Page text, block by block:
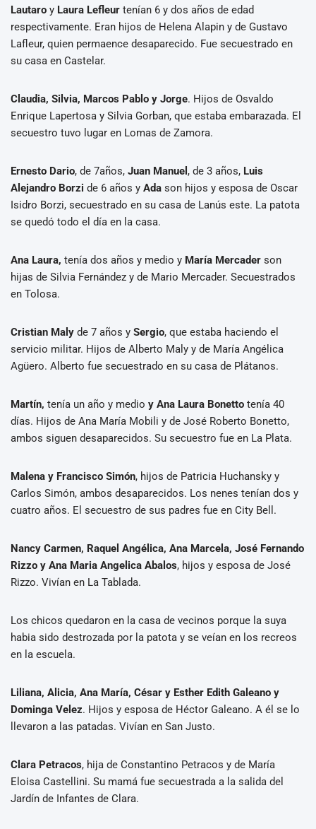
Lautaro y Laura Lefleur tenían 6 y dos años de edad
respectivamente. Eran hijos de Helena Alapin y de Gustavo
Lafleur, quien permaence desaparecido. Fue secuestrado en
su casa en Castelar.
Claudia, Silvia, Marcos Pablo y Jorge. Hijos de Osvaldo
Enrique Lapertosa y Silvia Gorban, que estaba embarazada. El
secuestro tuvo lugar en Lomas de Zamora.
Ernesto Dario, de 7años, Juan Manuel , de 3 años, Luis
Alejandro Borzi de 6 años y Ada son hijos y esposa de Oscar
Isidro Borzi, secuestrado en su casa de Lanús este. La patota
se quedó todo el día en la casa.
Ana Laura, tenía dos años y medio y María Mercader son
hijas de Silvia Fernández y de Mario Mercader. Secuestrados
en Tolosa.
Cristian Maly de 7 años y Sergio, que estaba haciendo el
servicio militar. Hijos de Alberto Maly y de María Angélica
Agüero. Alberto fue secuestrado en su casa de Plátanos.
Martín, tenía un año y medio y Ana Laura Bonetto tenía 40
días. Hijos de Ana María Mobili y de José Roberto Bonetto,
ambos siguen desaparecidos. Su secuestro fue en La Plata.
Malena y Francisco Simón, hijos de Patricia Huchansky y
Carlos Simón, ambos desaparecidos. Los nenes tenían dos y
cuatro años. El secuestro de sus padres fue en City Bell.
Nancy Carmen, Raquel Angélica, Ana Marcela, José Fernando
Rizzo y Ana Maria Angelica Abalos, hijos y esposa de José
Rizzo. Vivían en La Tablada.
Los chicos quedaron en la casa de vecinos porque la suya
habia sido destrozada por la patota y se veían en los recreos
en la escuela.
Liliana, Alicia, Ana María, César y Esther Edith Galeano y
Dominga Velez. Hijos y esposa de Héctor Galeano. A él se lo
llevaron a las patadas. Vivían en San Justo.
Clara Petracos, hija de Constantino Petracos y de María
Eloisa Castellini. Su mamá fue secuestrada a la salida del
Jardín de Infantes de Clara.